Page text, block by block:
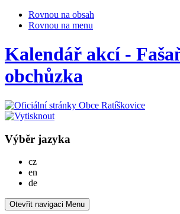
Rovnou na obsah
Rovnou na menu
Kalendář akcí -
obchůzka
Výběr jazyka
czČesky
en
deDeutsch
Otevřit navigaci Menu